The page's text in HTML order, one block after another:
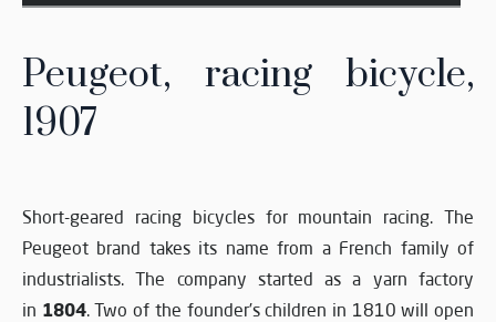
Peugeot, racing bicycle,
1907
Short-geared racing bicycles for mountain racing. The
Peugeot brand takes its name from a French family of
industrialists. The company started as a yarn factory
in 1804. Two of the founder’s children in 1810 will open